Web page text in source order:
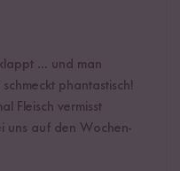
… und man
phantastisch!
Fleisch vermisst
uns auf den Wochen-